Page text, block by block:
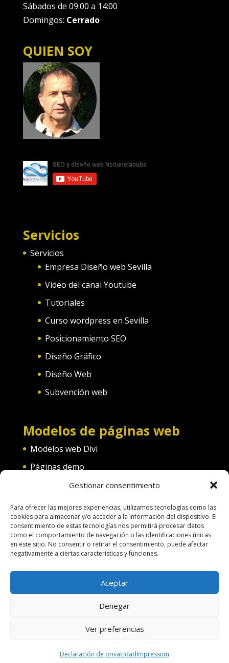
Gestionar consentimiento
Para ofrecer las mejores experiencias, utilizamos tecnologías como las
cookies para almacenar y/o acceder a la información del dispositivo. El
consentimiento de estas tecnologías nos permitirá procesar datos
como el comportamiento de navegación o las identificaciones únicas
en este sitio. No consentir o retirar el consentimiento, puede afectar
negativamente a ciertas características y funciones.
Aceptar
Denegar
Ver preferencias
Declaración de privacidadImpressum
Sábados de 09:00 a 14:00
Domingos: Cerrado
QUIEN SOY
Servicios
Servicios
Empresa Diseño web Sevilla
Video del canal Youtube
Tutoriales
Curso wordpress en Sevilla
Posicionamiento SEO
Diseño Gráfico
Diseño Web
Subvención web
Modelos de páginas web
Modelos web Divi
Páginas demo
Web convento
Web diferentes categorías
Terminos de uso
Política de Cookies
Política de Privacidad
Hacer una pagina web
porNosunelanube